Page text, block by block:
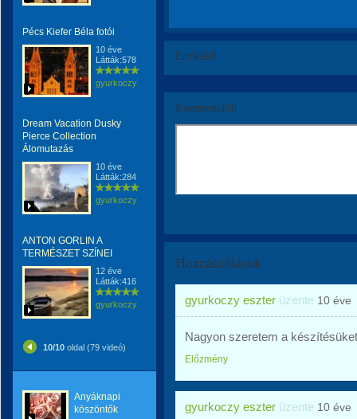
Pécs Kiefer Béla fotói
10 éve
Látták:578
gyurkoczy
Dream Vacation Dusky
Pierce Collection
Álomutazás
10 éve
Látták:284
gyurkoczy
ANTON GORLIN A
TERMÉSZET SZÍNEI
12 éve
Látták:416
gyurkoczy
10/10 oldal (79 videó)
Anyáknapi
köszöntők
Értékeld!
Kommentáld!
Hozzászólások
gyurkoczy eszter üzente 10 éve
Nagyon szeretem a
Előzmény
gyurkoczy eszter üzente 10 éve